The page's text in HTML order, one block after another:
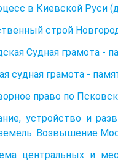
в Киевской Руси
строй
Судная грамота -
судная грамота -
право по
устройство и
Возвышение
центральных и